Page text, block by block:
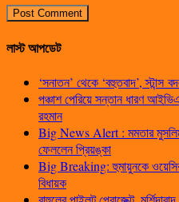
লাস্ট আপডেট
‘সনাতন’ থেকে ‘বহুতবাদ’, স্টান্স
পঞ্চাশ পেরিয়ে সন্তান ধারণ
রহমান
Big News Alert : মমতার
ফেললেন প্রিয়ঙ্কা
Big Breaking: হুমায়ুনকে
বিধায়ক